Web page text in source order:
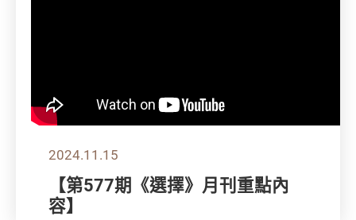
2024.11.15
【第577期《選擇》月刊重點內
容】